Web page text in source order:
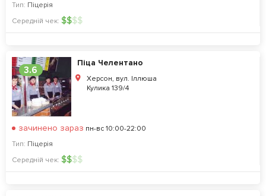
Тип: Піцерія
Середній чек: $$$$
3.6
Піца Челентано
Херсон, вул. Іллюша
Кулика 139/4
зачинено зараз пн-вс 10:00-22:00
Тип: Піцерія
Середній чек: $$$$